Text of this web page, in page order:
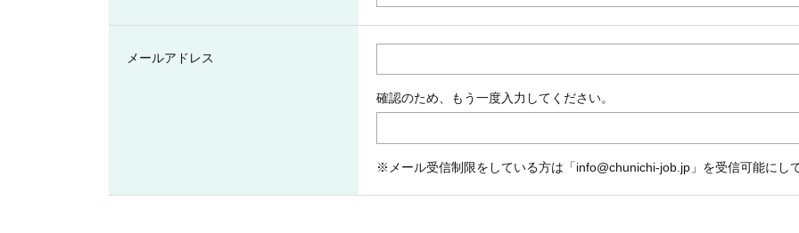
メールアドレス
確認のため、もう一度入力してください。
※メール受信制限をしている方は「info@chunichi-job.jp」を受信可能にし